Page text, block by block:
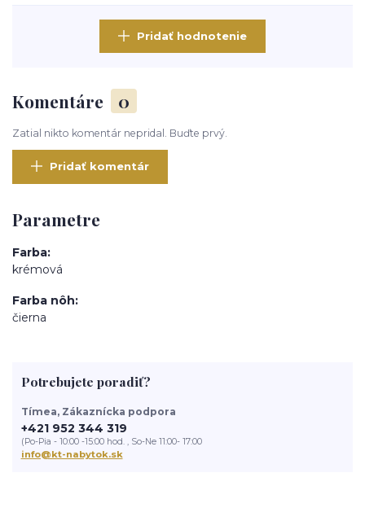
Pridať hodnotenie
Komentáre 0
Zatial nikto komentár nepridal. Buďte prvý.
Pridať komentár
Parametre
Farba
krémová
Farba nôh
čierna
Potrebujete poradiť?
Tímea, Zákaznícka podpora
+421 952 344 319
(Po-Pia - 10:00 -15:00 hod. , So-Ne 11:00- 17:00
info@kt-nabytok.sk